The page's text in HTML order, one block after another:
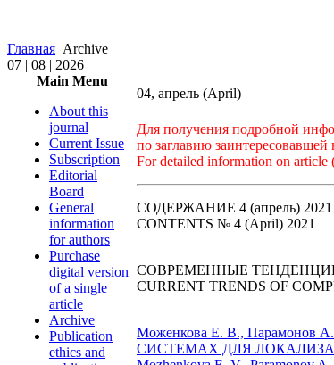
Главная Archive
07 | 08 | 2026
Main Menu
About this
journal
Current Issue
Subscription
Editorial
Board
General
information
for authors
Purchase
digital version
of a single
article
Archive
Publication
ethics and
04, апрель (April)
Для получения подробной
по заглавию заинтересовавшей
For detailed information on
СОДЕРЖАНИЕ 4 (апрель) 2021
CONTENTS № 4 (April) 2021
СОВРЕМЕННЫЕ
CURRENT TRENDS OF
Моженкова Е. В.,
СИСТЕМАХ ДЛЯ